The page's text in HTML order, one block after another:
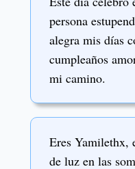
persona
alegra mis días
cumpleaños
mi camino.
Eres Yamilethx,
de luz en las